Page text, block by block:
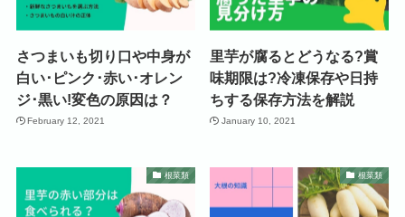
さつまいも切り口や中身が
白い･ピンク･赤い･オレン
ジ･黒い!変色の原因は？
February 12, 2021
里芋が腐るとどうなる?賞
味期限は?冷凍保存や日持
ちする保存方法を解説
January 10, 2021
根菜類 根菜類